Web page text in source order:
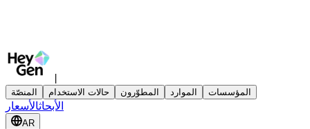
|
المنصّة حالات الاستخدام المطوّرون الموارد المؤسسات
الأبحاثالأسعار
AR